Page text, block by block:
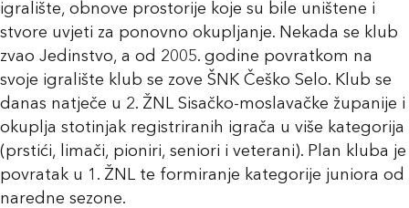
igralište, obnove prostorije koje su bile uništene i
stvore uvjeti za ponovno okupljanje. Nekada se klub
zvao Jedinstvo, a od 2005. godine povratkom na
svoje igralište klub se zove ŠNK Češko Selo. Klub se
danas natječe u 2. ŽNL Sisačko-moslavačke županije i
okuplja stotinjak registriranih igrača u više kategorija
(prstići, limači, pioniri, seniori i veterani). Plan kluba je
povratak u 1. ŽNL te formiranje kategorije juniora od
naredne sezone.